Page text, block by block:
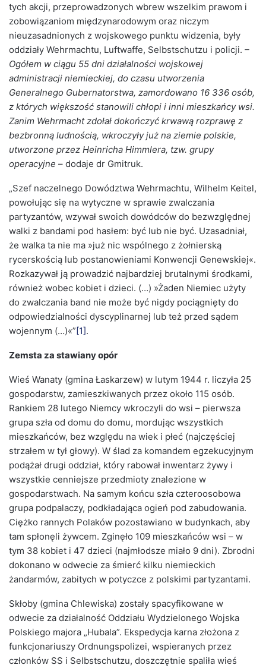
tych akcji, przeprowadzonych wbrew wszelkim prawom i
zobowiązaniom międzynarodowym oraz niczym
nieuzasadnionych z wojskowego punktu widzenia, były
oddziały Wehrmachtu, Luftwaffe, Selbstschutzu i policji. –
Ogółem w ciągu 55 dni działalności wojskowej
administracji niemieckiej, do czasu utworzenia
Generalnego Gubernatorstwa, zamordowano 16 336 osób,
z których większość stanowili chłopi i inni mieszkańcy wsi.
Zanim Wehrmacht zdołał dokończyć krwawą rozprawę z
bezbronną ludnością, wkroczyły już na ziemie polskie,
utworzone przez Heinricha Himmlera, tzw. grupy
operacyjne – dodaje dr Gmitruk.
„Szef naczelnego Dowództwa Wehrmachtu, Wilhelm Keitel,
powołując się na wytyczne w sprawie zwalczania
partyzantów, wzywał swoich dowódców do bezwzględnej
walki z bandami pod hasłem: być lub nie być. Uzasadniał,
że walka ta nie ma »już nic wspólnego z żołnierską
rycerskością lub postanowieniami Konwencji Genewskiej«.
Rozkazywał ją prowadzić najbardziej brutalnymi środkami,
również wobec kobiet i dzieci. (…) »Żaden Niemiec użyty
do zwalczania band nie może być nigdy pociągnięty do
odpowiedzialności dyscyplinarnej lub też przed sądem
wojennym (…)«”[1].
Zemsta za stawiany opór
Wieś Wanaty (gmina Łaskarzew) w lutym 1944 r. liczyła 25
gospodarstw, zamieszkiwanych przez około 115 osób.
Rankiem 28 lutego Niemcy wkroczyli do wsi – pierwsza
grupa szła od domu do domu, mordując wszystkich
mieszkańców, bez względu na wiek i płeć (najczęściej
strzałem w tył głowy). W ślad za komandem egzekucyjnym
podążał drugi oddział, który rabował inwentarz żywy i
wszystkie cenniejsze przedmioty znalezione w
gospodarstwach. Na samym końcu szła czteroosobowa
grupa podpalaczy, podkładająca ogień pod zabudowania.
Ciężko rannych Polaków pozostawiano w budynkach, aby
tam spłonęli żywcem. Zginęło 109 mieszkańców wsi – w
tym 38 kobiet i 47 dzieci (najmłodsze miało 9 dni). Zbrodni
dokonano w odwecie za śmierć kilku niemieckich
żandarmów, zabitych w potyczce z polskimi partyzantami.
Skłoby (gmina Chlewiska) zostały spacyfikowane w
odwecie za działalność Oddziału Wydzielonego Wojska
Polskiego majora „Hubala”. Ekspedycja karna złożona z
funkcjonariuszy Ordnungspolizei, wspieranych przez
członków SS i Selbstschutzu, doszczętnie spaliła wieś